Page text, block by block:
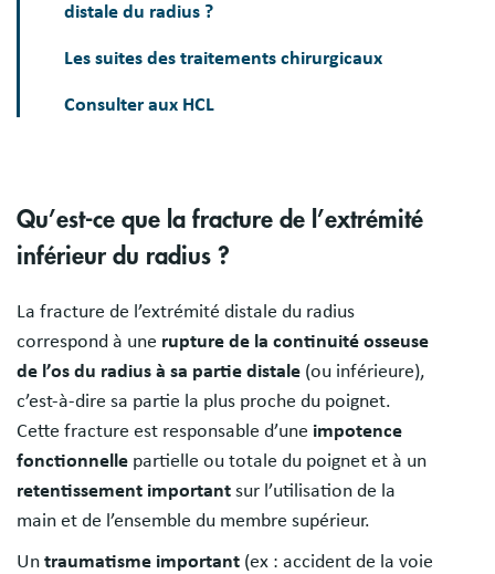
distale du radius ?
Les suites des traitements chirurgicaux
Consulter aux HCL
Qu’est-ce que la fracture de l’extrémité
inférieur du radius ?
La fracture de l’extrémité distale du radius
correspond à une rupture de la continuité osseuse
de l’os du radius à sa partie distale (ou inférieure),
c’est-à-dire sa partie la plus proche du poignet.
Cette fracture est responsable d’une impotence
fonctionnelle partielle ou totale du poignet et à un
retentissement important sur l’utilisation de la
main et de l’ensemble du membre supérieur.
Un traumatisme important (ex : accident de la voie